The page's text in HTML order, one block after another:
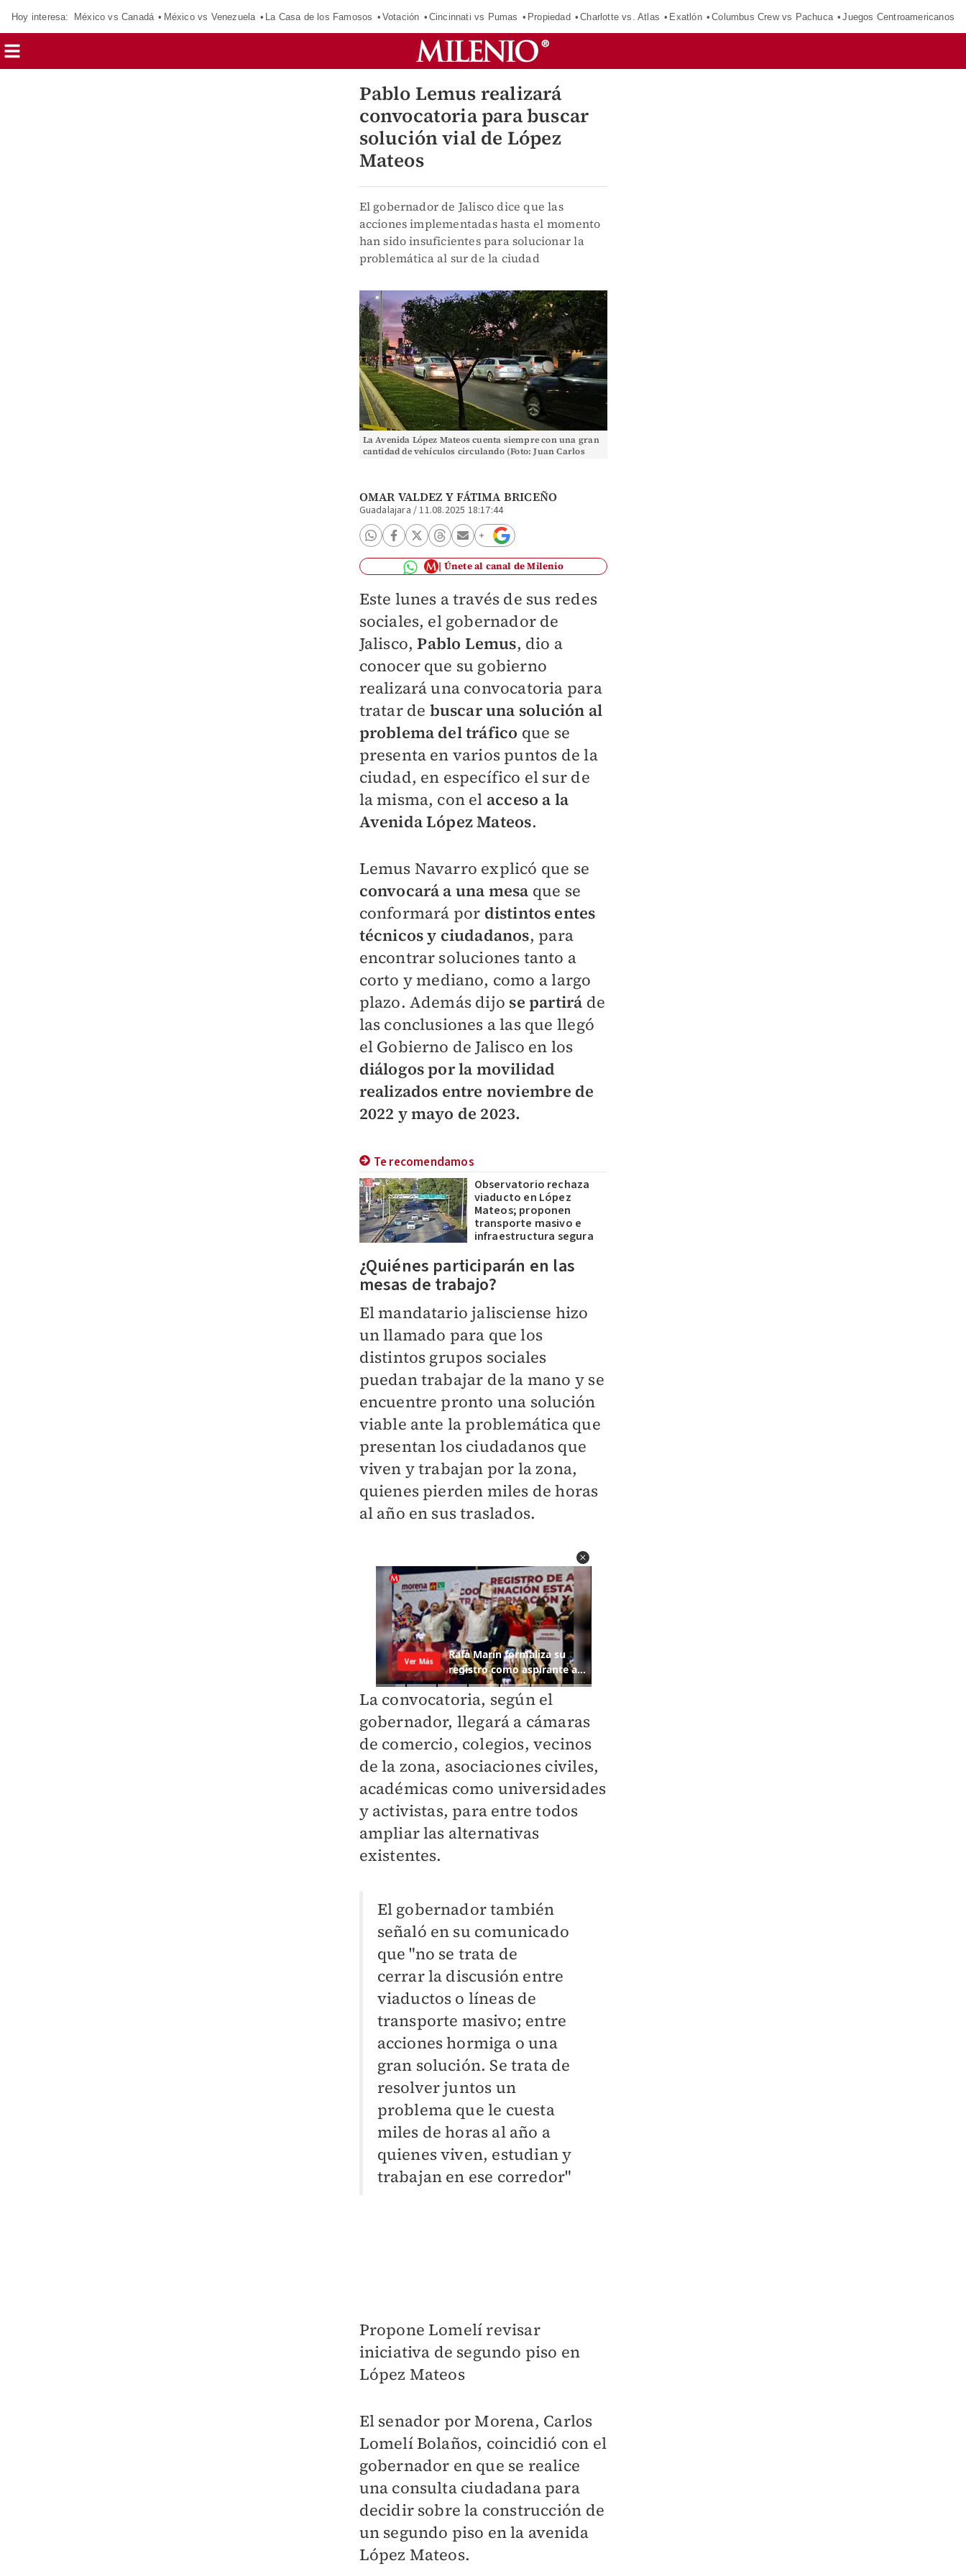
Hoy interesa: México vs Canadá México vs Venezuela La Casa de los Famosos Votación Cincinnati vs Pumas Propiedad Charlotte vs. Atlas Exatlón Columbus Crew vs Pachuca Juegos Centroamericanos
Pablo Lemus realizará
convocatoria para buscar
solución vial de López
Mateos
El gobernador de Jalisco dice que las
acciones implementadas hasta el momento
han sido insuficientes para solucionar la
problemática al sur de la ciudad
La Avenida López Mateos cuenta siempre con una gran
cantidad de vehículos circulando (Foto: Juan Carlos
OMAR VALDEZ Y FÁTIMA BRICEÑO
Guadalajara /11.08.2025 18:17:44
Únete al canal de Milenio
Este lunes a través de sus redes
sociales, el gobernador de
Jalisco,Pablo Lemus, dio a
conocer que su gobierno
realizará una convocatoria para
tratar de buscar una solución al
problema del tráfico que se
presenta en varios puntos de la
ciudad, en específico el sur de
la misma, con el acceso a la
Avenida López Mateos.
Lemus Navarro explicó que se
convocará a una mesa que se
conformará por distintos entes
técnicos y ciudadanos, para
encontrar soluciones tanto a
corto y mediano, como a largo
plazo. Además dijo se partirá de
las conclusiones a las que llegó
el Gobierno de Jalisco en los
diálogos por la movilidad
realizados entre noviembre de
2022 y mayo de 2023.
Te recomendamos
Observatorio rechaza
viaducto en López
Mateos; proponen
transporte masivo e
infraestructura segura
¿Quiénes participarán en las
mesas de trabajo?
El mandatario jalisciense hizo
un llamado para que los
distintos grupos sociales
puedan trabajar de la mano y se
encuentre pronto una solución
viable ante la problemática que
presentan los ciudadanos que
viven y trabajan por la zona,
quienes pierden miles de horas
al año en sus traslados.
La convocatoria, según el
gobernador, llegará a cámaras
de comercio, colegios, vecinos
de la zona, asociaciones civiles,
académicas como universidades
y activistas, para entre todos
ampliar las alternativas
existentes.
El gobernador también
señaló en su comunicado
que "no se trata de
cerrar la discusión entre
viaductos o líneas de
transporte masivo; entre
acciones hormiga o una
gran solución. Se trata de
resolver juntos un
problema que le cuesta
miles de horas al año a
quienes viven, estudian y
trabajan en ese corredor"
Propone Lomelí revisar
iniciativa de segundo piso en
López Mateos
​El senador por Morena, Carlos
Lomelí Bolaños, coincidió con el
gobernador en que se realice
una consulta ciudadana para
decidir sobre la construcción de
un segundo piso en la avenida
López Mateos.